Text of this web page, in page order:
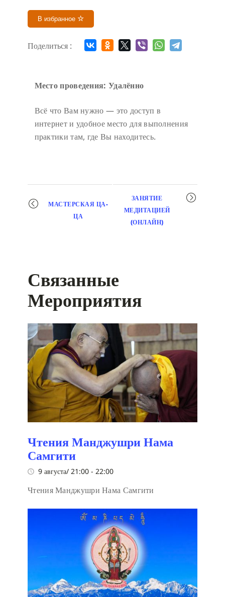
В избранное
Поделиться :
Место проведения: Удалённо
Всё что Вам нужно — это доступ в
интернет и удобное место для выполнения
практики там, где Вы находитесь.
Мероприятие
навигация
МАСТЕРСКАЯ ЦА-
ЦА
ЗАНЯТИЕ
МЕДИТАЦИЕЙ
(ОНЛАЙН)
Связанные
Мероприятия
Чтения Манджушри Нама
Самгити
9 августа/ 21:00 - 22:00
Чтения Манджушри Нама Самгити